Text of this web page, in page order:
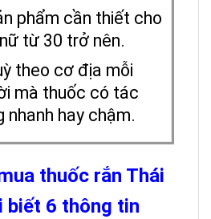
phẩm cần thiết cho
từ 30 trở nên.
theo cơ địa mỗi
mà thuốc có tác
nhanh hay chậm.
thuốc rắn Thái
biết 6 thông tin